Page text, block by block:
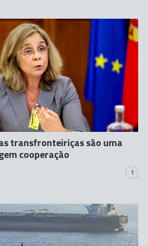
transfronteiriças são uma
cooperação
1